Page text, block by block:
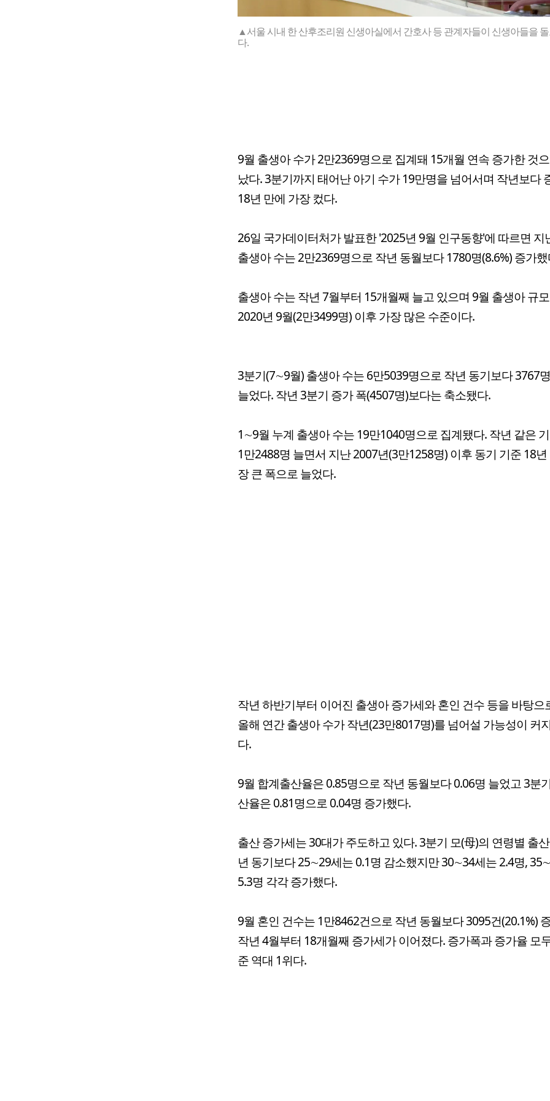
▲서울 시내 한 산후조리원 신생아실에서 간호사 등 관계자들이 신생아들을
다.
9월 출생아 수가 2만2369명으로 집계돼 15개월 연속 증가한 것
났다. 3분기까지 태어난 아기 수가 19만명을 넘어서며 작년보다
18년 만에 가장 컸다.
26일 국가데이터처가 발표한 '2025년 9월 인구동향'에 따르면 지
출생아 수는 2만2369명으로 작년 동월보다 1780명(8.6%) 증가
출생아 수는 작년 7월부터 15개월째 늘고 있으며 9월 출생아 규
2020년 9월(2만3499명) 이후 가장 많은 수준이다.
3분기(7∼9월) 출생아 수는 6만5039명으로 작년 동기보다 3767
늘었다. 작년 3분기 증가 폭(4507명)보다는 축소됐다.
1∼9월 누계 출생아 수는 19만1040명으로 집계됐다. 작년 같은
1만2488명 늘면서 지난 2007년(3만1258명) 이후 동기 기준 18
장 큰 폭으로 늘었다.
작년 하반기부터 이어진 출생아 증가세와 혼인 건수 등을 바탕으
올해 연간 출생아 수가 작년(23만8017명)를 넘어설 가능성이 커
다.
9월 합계출산율은 0.85명으로 작년 동월보다 0.06명 늘었고 3분
산율은 0.81명으로 0.04명 증가했다.
출산 증가세는 30대가 주도하고 있다. 3분기 모(母)의 연령별 출
년 동기보다 25∼29세는 0.1명 감소했지만 30∼34세는 2.4명,
5.3명 각각 증가했다.
9월 혼인 건수는 1만8462건으로 작년 동월보다 3095건(20.1%)
작년 4월부터 18개월째 증가세가 이어졌다. 증가폭과 증가율 모
준 역대 1위다.